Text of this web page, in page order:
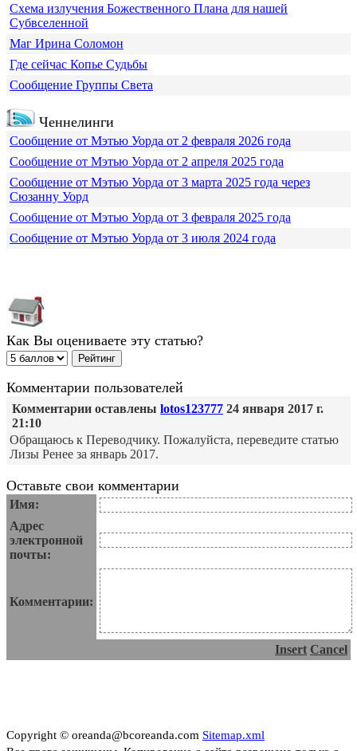
Схема излучения Божественного Плана для нашей
Субвселенной
Маг Ирина Соломон
Где сейчас Копье Судьбы
Сообщение Группы Света
Ченнелинги
Сообщение от Мэтью Уорда от 2 февраля 2026 года
Сообщение от Мэтью Уорда от 2 апреля 2025 года
Сообщение от Мэтью Уорда от 3 марта 2025 года через
Сюзанну Уорд
Сообщение от Мэтью Уорда от 3 февраля 2025 года
Сообщение от Мэтью Уорда от 3 июля 2024 года
Как Вы оцениваете эту статью?
Комментарии пользователей
Комментарии оставлены lotos123777 24 января 2017 г.
21:10
Обращаюсь к Переводчику. Пожалуйста, переведите статью
Лизы Ренее за январь 2017.
Оставьте свои комментарии
Имя:
Адрес
электронной
почты:
Комментарии:
Insert Cancel
Copyright © oreanda@bcoreanda.com Sitemap.xml